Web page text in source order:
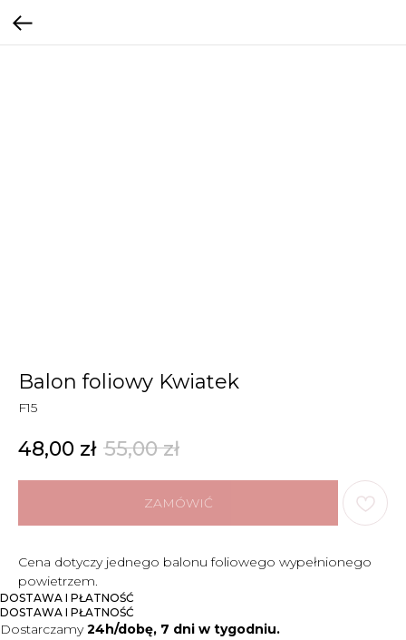
Balon foliowy Kwiatek
F15
48,00 zł 55,00 zł
ZAMÓWIĆ
Cena dotyczy jednego balonu foliowego wypełnionego
powietrzem.
DOSTAWA I PŁATNOŚĆ
DOSTAWA I PŁATNOŚĆ
Dostarczamy24h/dobę, 7 dni w tygodniu.